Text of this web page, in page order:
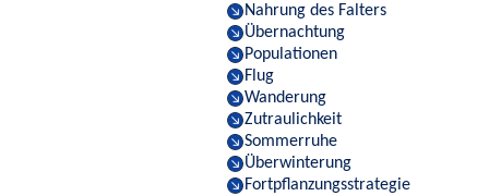
Nahrung des Falters
Übernachtung
Populationen
Flug
Wanderung
Zutraulichkeit
Sommerruhe
Überwinterung
Fortpflanzungsstrategie